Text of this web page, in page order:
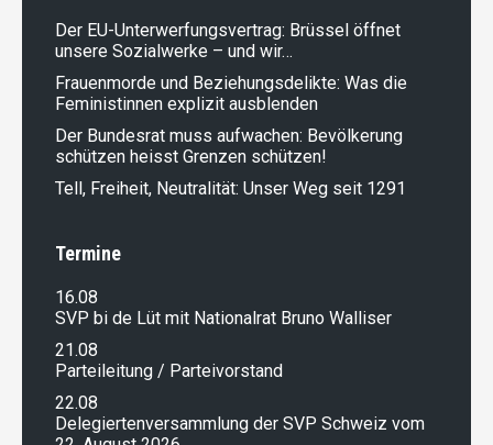
Der EU-Unterwerfungsvertrag: Brüssel öffnet
unsere Sozialwerke – und wir…
Frauenmorde und Beziehungsdelikte: Was die
Feministinnen explizit ausblenden
Der Bundesrat muss aufwachen: Bevölkerung
schützen heisst Grenzen schützen!
Tell, Freiheit, Neutralität: Unser Weg seit 1291
Termine
16.08
SVP bi de Lüt mit Nationalrat Bruno Walliser
21.08
Parteileitung / Parteivorstand
22.08
Delegiertenversammlung der SVP Schweiz vom